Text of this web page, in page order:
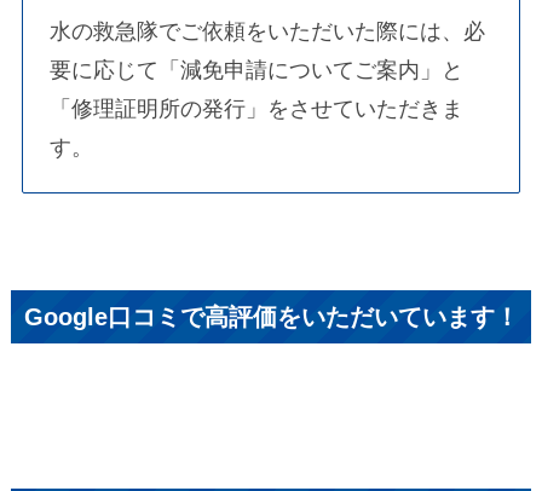
水の救急隊でご依頼をいただいた際には、必
要に応じて「減免申請についてご案内」と
「修理証明所の発行」をさせていただきま
す。
Google口コミで高評価をいただいています！